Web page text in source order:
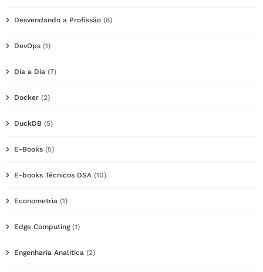
Desvendando a Profissão (8)
DevOps (1)
Dia a Dia (7)
Docker (2)
DuckDB (5)
E-Books (5)
E-books Técnicos DSA (10)
Econometria (1)
Edge Computing(1)
Engenharia Analítica (2)